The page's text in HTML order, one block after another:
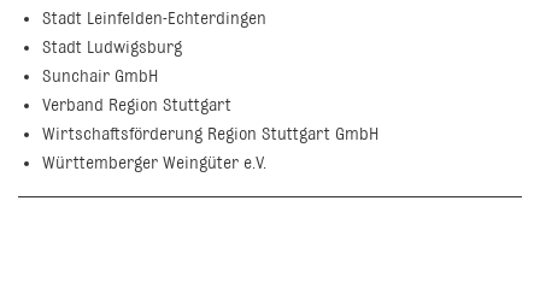
Stadt Leinfelden-Echterdingen
Stadt Ludwigsburg
Sunchair GmbH
Verband Region Stuttgart
Wirtschaftsförderung Region Stuttgart GmbH
Württemberger Weingüter e.V.